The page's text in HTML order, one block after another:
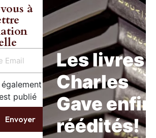
à
dès qu’un
publié
Envoyer
Les livres
Charles
Gave enfin
réédités!